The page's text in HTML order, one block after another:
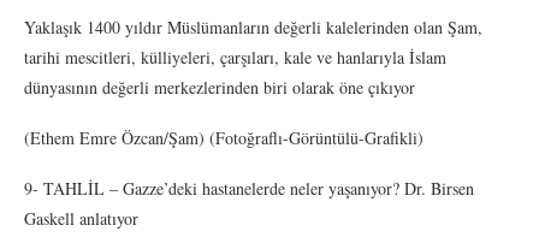
Yaklaşık 1400 yıldır Müslümanların değerli kalelerinden olan Şam,
tarihi mescitleri, külliyeleri, çarşıları, kale ve hanlarıyla İslam
dünyasının değerli merkezlerinden biri olarak öne çıkıyor
(Ethem Emre Özcan/Şam) (Fotoğraflı-Görüntülü-Grafikli)
9- TAHLİL – Gazze’deki hastanelerde neler yaşanıyor? Dr. Birsen
Gaskell anlatıyor